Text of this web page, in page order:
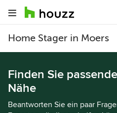
Home Stager in Moers
Finden Sie
Nähe
Beantworten Sie ein paar